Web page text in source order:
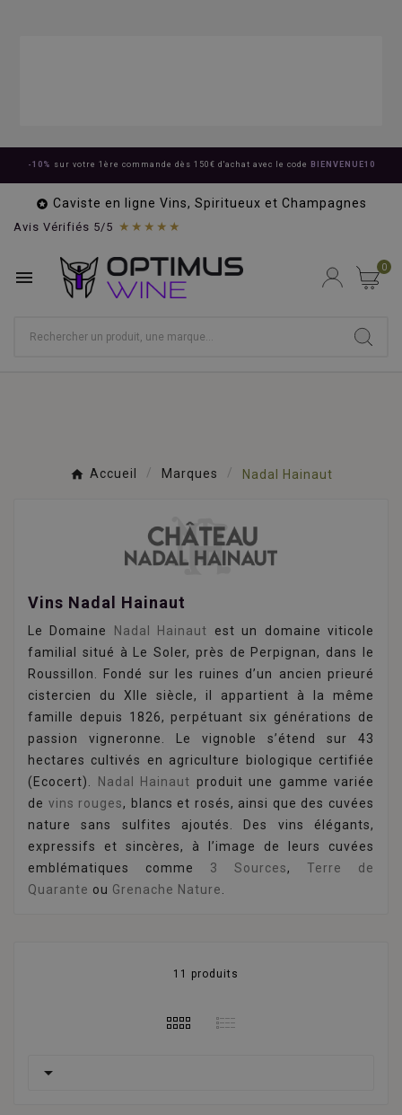
-10% sur votre 1ère commande dès 150€ d'achat avec le code BIENVENUE10
 Caviste en ligne Vins, Spiritueux et Champagnes
Avis Vérifiés 5/5 ★★★★★
 0
Accueil Marques Nadal Hainaut
Vins Nadal Hainaut
Le Domaine Nadal Hainaut est un domaine viticole
familial situé à Le Soler, près de Perpignan, dans le
Roussillon. Fondé sur les ruines d’un ancien prieuré
cistercien du XIIe siècle, il appartient à la même
famille depuis 1826, perpétuant six générations de
passion vigneronne. Le vignoble s’étend sur 43
hectares cultivés en agriculture biologique certifiée
(Ecocert).
Nadal Hainaut produit une gamme variée
de vins rouges, blancs et rosés, ainsi que des cuvées
nature sans sulfites ajoutés. Des vins élégants,
expressifs et sincères, à l’image de leurs cuvées
emblématiques comme 3 Sources, Terre de
Quarante ou Grenache Nature
11 produits
